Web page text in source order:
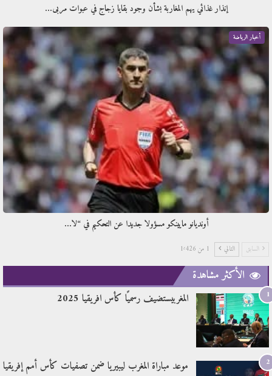
إنذار غذائي يهم المغاربة بشأن وجود بقايا زجاج في عبوات مربى…
أخبار الرياضة
أونديانو مايينكو مسؤولا جديدا عن التحكيم في “لا…
السابق التالي 1 من 1٬426
الأكثر مشاهدة
1 المغربيستضيف رسميًا كأس افريقيا 2025
2 موعد مباراة المغرب ليبيريا ضمن تصفيات كأس أمم إفريقيا